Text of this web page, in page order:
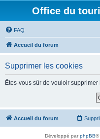
Office du
FAQ
Accueil du forum
Supprimer les cookies
Êtes-vous sûr de vouloir
Accueil du forum
Développé parphpBB®